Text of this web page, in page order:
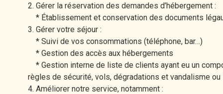
2. Gérer la réservation des demandes d’hébergement :
* Établissement et conservation des documents
3. Gérer votre séjour :
* Suivi de vos consommations (téléphone, bar…)
* Gestion des accès aux hébergements
* Gestion interne de liste de clients ayant eu un
règles de sécurité, vols, dégradations et vandalisme
4. Améliorer notre service, notamment :